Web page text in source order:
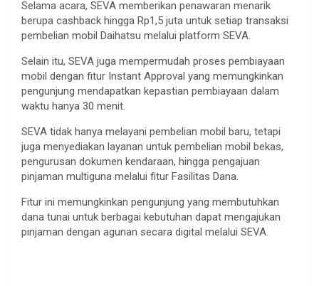
Selama acara, SEVA memberikan penawaran menarik
berupa cashback hingga Rp1,5 juta untuk setiap transaksi
pembelian mobil Daihatsu melalui platform SEVA.
Selain itu, SEVA juga mempermudah proses pembiayaan
mobil dengan fitur Instant Approval yang memungkinkan
pengunjung mendapatkan kepastian pembiayaan dalam
waktu hanya 30 menit.
SEVA tidak hanya melayani pembelian mobil baru, tetapi
juga menyediakan layanan untuk pembelian mobil bekas,
pengurusan dokumen kendaraan, hingga pengajuan
pinjaman multiguna melalui fitur Fasilitas Dana.
Fitur ini memungkinkan pengunjung yang membutuhkan
dana tunai untuk berbagai kebutuhan dapat mengajukan
pinjaman dengan agunan secara digital melalui SEVA.